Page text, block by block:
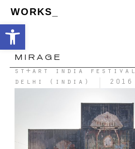
Abrir barra de herramientas
WORKS_
MIRAGE
st+art india festival
delhi (india)
2016